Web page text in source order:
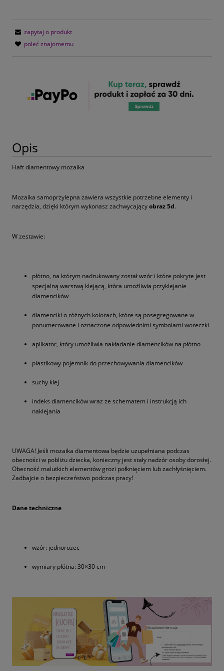
zapytaj o produkt
poleć znajomemu
Opis
Haft diamentowy mozaika
Mozaika samoprzylepna zawiera wszystkie potrzebne elementy i
narzędzia, dzięki którym wykonasz zachwycającyobraz 5d.
W zestawie:
płótno, na którym nadrukowany został wzór i które pokryte jest
specjalną warstwą klejącą, która umożliwia przyklejanie
diamencików
diamenciki o różnych kolorach, które są posegregowane w
ponumerowane i oznaczone odpowiednimi symbolami woreczki
aplikator, który umożliwia nakładanie diamencików na płótno
plastikowy pojemnik do przechowywania diamencików
suchy klej
indeks diamencików wraz ze schematem i instrukcją ich
naklejania
UWAGA! Jeśli mozaika diamentowa będzie uzupełniana podczas
obecności w pobliżu dziecka, konieczny jest stały nadzór osoby dorosłej.
Obecność malutkich elementów grozi połknięciem lub zachłyśnięciem.
Zadbajcie o bezpieczeństwo podczas pracy!
Dane techniczne
wzór: jednorożec
wymiary płótna: 30×30 cm